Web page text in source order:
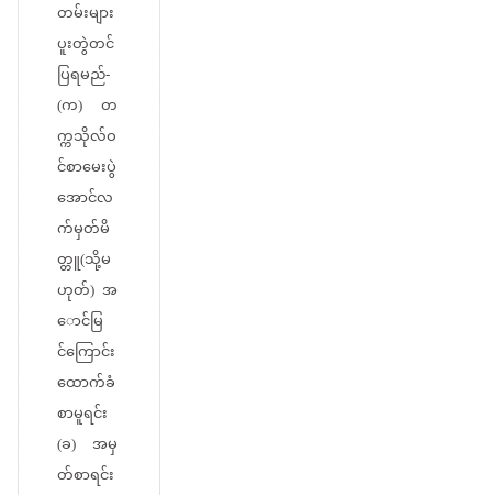
တမ်းများ
ပူးတွဲတင်
ပြရမည်-
(က) တ
က္ကသိုလ်ဝ
င်စာမေးပွဲ
အောင်လ
က်မှတ်မိ
တ္တူ(သို့မ
ဟုတ်) အ
ောင်မြ
င်ကြောင်း
ထောက်ခံ
စာမူရင်း
(ခ) အမှ
တ်စာရင်း